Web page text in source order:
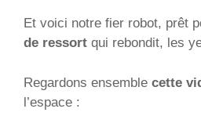
Et voici notre fier robot, prêt
de ressort qui rebondit, les
Regardons ensemble cette
l’espace :